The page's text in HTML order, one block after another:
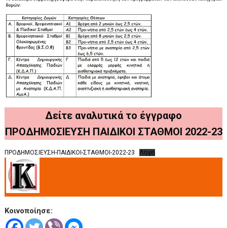
Δείτε αναλυτικά το έγγραφο
ΠΡΟΔΗΜΟΣΙΕΥΣΗ ΠΑΙΔΙΚΟΙ ΣΤΑΘΜΟΙ 2022-23
ΠΡΟΔΗΜΟΣΙΕΥΣΗ-ΠΑΙΔΙΚΟΙ-ΣΤΑΘΜΟΙ-2022-23 Λήψη
.
Κοινοποίησε: